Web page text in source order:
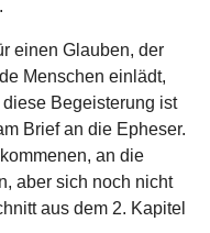
einen Glauben, der
Menschen einlädt,
Begeisterung ist
Brief an die Epheser.
an die
aber sich noch nicht
aus dem 2. Kapitel